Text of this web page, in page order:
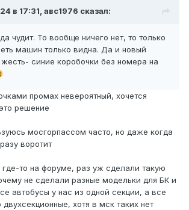
в 17:31, авс1976 сказал:
чудит. То вообще ничего нет, то только
машин только видна. Да и новый
синие коробочки без номера на
промах невероятный, хочется
решение
мосгорпассом часто, но даже когда
воротит
то на форуме, раз уж сделали такую
не сделали разные модельки для БК и
автобусы у нас из одной секции, а все
хотя в мск таких нет